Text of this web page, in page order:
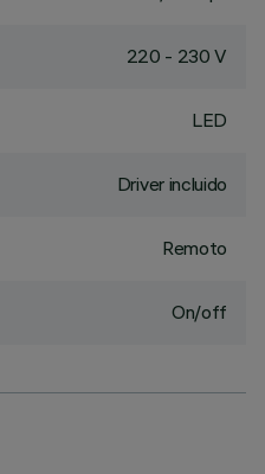
220 - 230 V
LED
Driver incluido
Remoto
On/off